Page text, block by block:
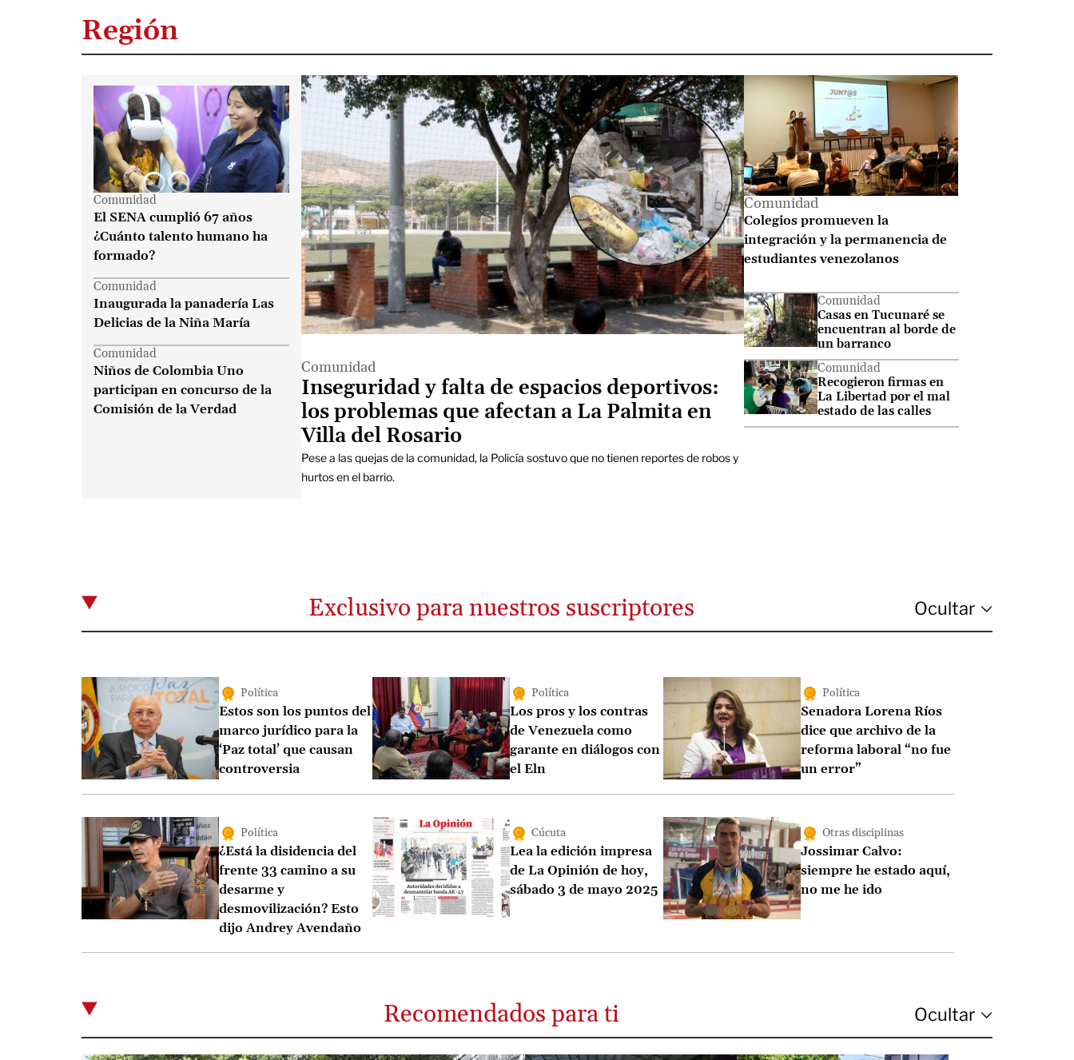
Región
Comunidad
El SENA cumplió 67 años
¿Cuánto talento humano ha
formado?
Comunidad
Inaugurada la panadería Las
Delicias de la Niña María
Comunidad
Niños de Colombia Uno
participan en concurso de la
Comisión de la Verdad
Comunidad
Inseguridad y falta de espacios deportivos:
los problemas que afectan a La Palmita en
Villa del Rosario
Pese a las quejas de la comunidad, la Policía sostuvo que no tienen reportes de robos y
hurtos en el barrio.
Comunidad
Colegios promueven la
integración y la permanencia de
estudiantes venezolanos
Comunidad
Casas en Tucunaré se
encuentran al borde de
un barranco
Comunidad
Recogieron firmas en
La Libertad por el mal
estado de las calles
Exclusivo para nuestros suscriptores
Política
Estos son los puntos del
marco jurídico para la
‘Paz total’ que causan
controversia
Política
Los pros y los contras
de Venezuela como
garante en diálogos con
el Eln
Política
Senadora Lorena Ríos
dice que archivo de la
reforma laboral “no fue
un error”
Política
¿Está la disidencia del
frente 33 camino a su
desarme y
desmovilización? Esto
dijo Andrey Avendaño
Cúcuta
Lea la edición impresa
de La Opinión de hoy,
sábado 3 de mayo 2025
Otras disciplinas
Jossimar Calvo:
siempre he estado aquí,
no me he ido
Recomendados para ti